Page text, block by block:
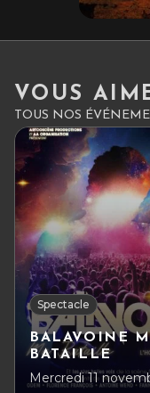
VOUS
TOUS NOS
Spectacle
BALAVOINE
BATAILLE
Mercredi 11